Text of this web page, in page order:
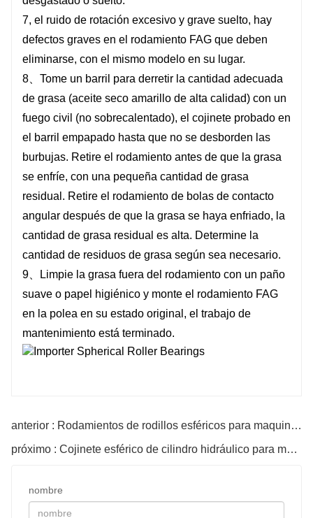
7, el ruido de rotación excesivo y grave suelto, hay
defectos graves en el rodamiento FAG que deben
eliminarse, con el mismo modelo en su lugar.
8、Tome un barril para derretir la cantidad adecuada
de grasa (aceite seco amarillo de alta calidad) con un
fuego civil (no sobrecalentado), el cojinete probado en
el barril empapado hasta que no se desborden las
burbujas. Retire el rodamiento antes de que la grasa
se enfríe, con una pequeña cantidad de grasa
residual. Retire el rodamiento de bolas de contacto
angular después de que la grasa se haya enfriado, la
cantidad de grasa residual es alta. Determine la
cantidad de residuos de grasa según sea necesario.
9、Limpie la grasa fuera del rodamiento con un paño
suave o papel higiénico y monte el rodamiento FAG
en la polea en su estado original, el trabajo de
mantenimiento está terminado.
anterior : Rodamientos de rodillos esféricos para maquinaria
próximo : Cojinete esférico de cilindro hidráulico para motores
nombre